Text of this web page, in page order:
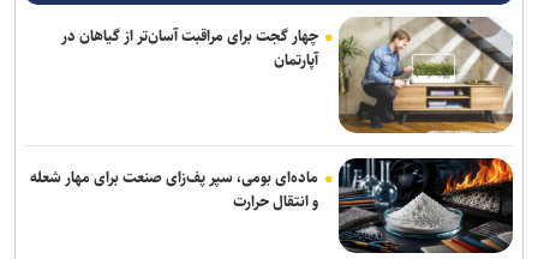
اسدی: پرسپولیس هنوز بازیکنان بزرگ کم دارد و با گل‌گهر قابل قیاس
نیست/ کار تارتار سخت‌تر از همیشه است
تاجرنیا:علیه هچیکدام از مدیران سابق استقلال حرف نمی‌زنم/ کینه‌ورزی
آدم‌های کوچک مرا برآشفته نمی‌کند
آمار عجیب ربیعی در تراکتور؛ مربی که فقط ۳ بازی سرمربی بود
اعلام دستیاران نوری در صنعت‌نفت+عکس
چهار گجت برای مراقبت آسان‌تر از گیاهان در
آپارتمان
ماده‌ای بومی، سپر پف‌زای صنعت برای مهار شعله
و انتقال حرارت